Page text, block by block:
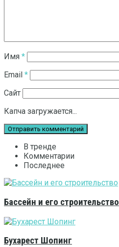
Имя *
Email *
Сайт
Капча загружается...
В тренде
Комментарии
Последнее
Бассейн и его строительство
Бухарест Шопинг